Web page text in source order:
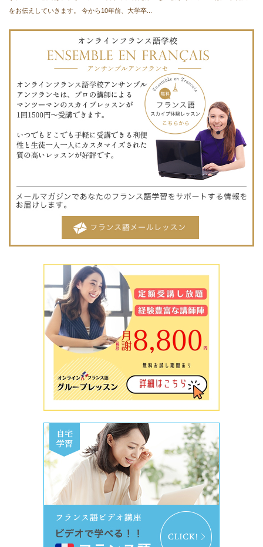
をお伝えしていきます。 今から10年前、大学卒...